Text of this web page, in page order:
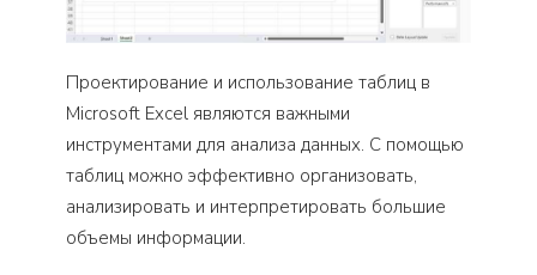
Проектирование и использование таблиц в
Microsoft Excel являются важными
инструментами для анализа данных. С помощью
таблиц можно эффективно организовать,
анализировать и интерпретировать большие
объемы информации.